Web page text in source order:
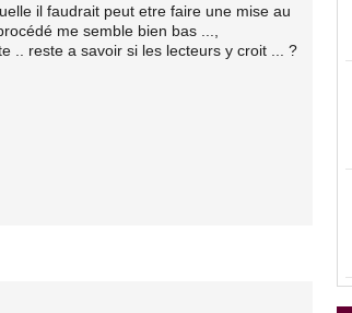
il faudrait peut etre faire une mise au
me semble bien bas ...,
.. reste a savoir si les lecteurs y croit ... ?